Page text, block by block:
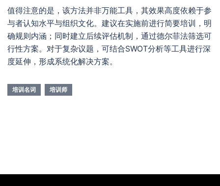
值得注意的是，该方法并非万能工具，其效果高度依赖于参
与者认知水平与组织文化。建议在实施前进行简要培训，明
确规则内涵；同时建立后续评估机制，通过德尔菲法筛选可
行性方案。对于复杂议题，可结合SWOT分析等工具进行深
度延伸，形成系统化解决方案。
培训名词 培训师